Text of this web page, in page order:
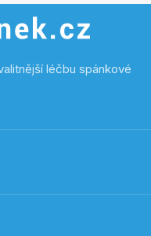
léčbu spánkové